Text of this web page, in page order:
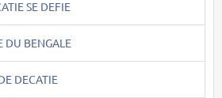
SE DEFIE
DU BENGALE
DECATIE